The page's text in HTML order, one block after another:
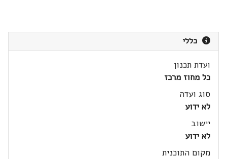
כללי
ועדת תכנון
כל מחוז מרכז
סוג ועדה
לא ידוע
יישוב
לא ידוע
מקום התוכנית